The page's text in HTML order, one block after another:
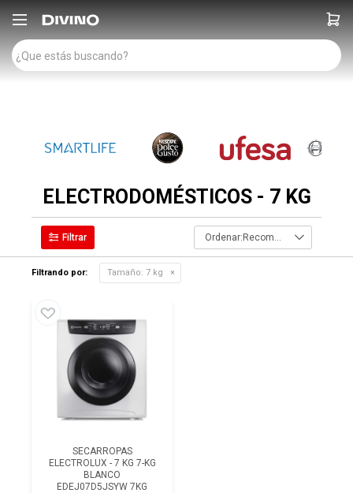

ELECTRODOMÉSTICOS - 7 KG
Recomendados
Filtrando por: Tamaño: 7 kg
SECARROPAS
ELECTROLUX - 7 KG 7-KG
BLANCO
EDEJ07D5JSYW 7KG